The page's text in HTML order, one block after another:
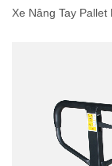
Xe Nâng Tay Pallet